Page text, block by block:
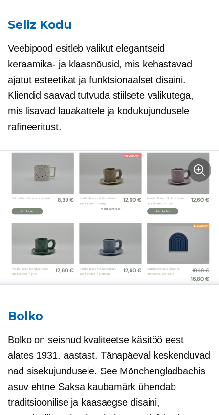
Seliz Kodu
Veebipood esitleb valikut elegantseid
keraamika- ja klaasnõusid, mis kehastavad
ajatut esteetikat ja funktsionaalset disaini.
Kliendid saavad tutvuda stiilsete valikutega,
mis lisavad lauakattele ja kodukujundusele
rafineeritust.
Bolko
Bolko on seisnud kvaliteetse käsitöö eest
alates 1931. aastast. Tänapäeval keskenduvad
nad sisekujundusele. See Mönchengladbachis
asuv ehtne Saksa kaubamärk ühendab
traditsioonilise ja kaasaegse disaini,